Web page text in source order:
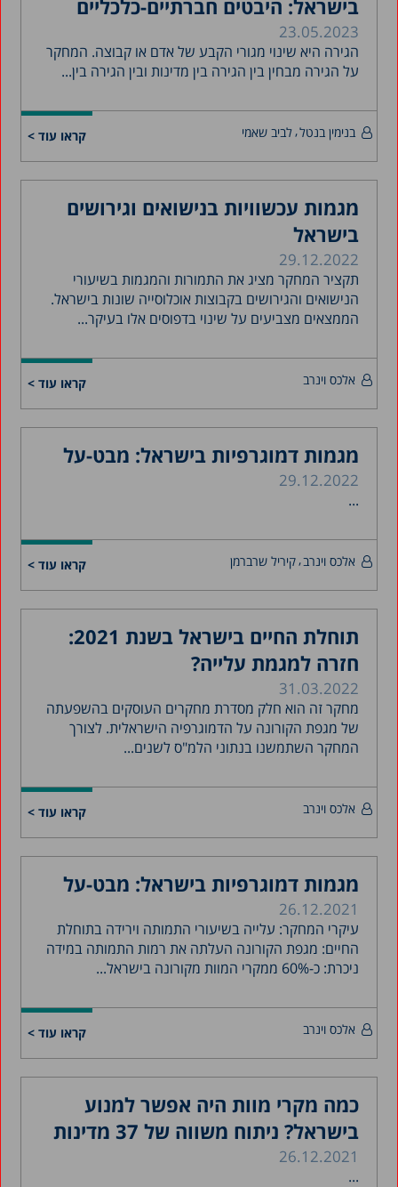
בישראל: היבטים חברתיים-כלכליים
23.05.2023
הגירה היא שינוי מגורי הקבע של אדם או קבוצה. המחקר
על הגירה מבחין בין הגירה בין מדינות ובין הגירה בין...
קראו עוד > בנימין בנטל לביב שאמי
מגמות עכשוויות בנישואים וגירושים
בישראל
29.12.2022
תקציר המחקר מציג את התמורות והמגמות בשיעורי
הנישואים והגירושים בקבוצות אוכלוסייה שונות בישראל.
הממצאים מצביעים על שינוי בדפוסים אלו בעיקר...
קראו עוד > אלכס וינרב
מגמות דמוגרפיות בישראל: מבט-על
29.12.2022
...
קראו עוד > אלכס וינרב קיריל שרברמן
תוחלת החיים בישראל בשנת 2021:
חזרה למגמת עלייה?
31.03.2022
מחקר זה הוא חלק מסדרת מחקרים העוסקים בהשפעתה
של מגפת הקורונה על הדמוגרפיה הישראלית. לצורך
המחקר השתמשנו בנתוני הלמ"ס לשנים...
קראו עוד > אלכס וינרב
מגמות דמוגרפיות בישראל: מבט-על
26.12.2021
עיקרי המחקר: עלייה בשיעורי התמותה וירידה בתוחלת
החיים: מגפת הקורונה העלתה את רמות התמותה במידה
ניכרת: כ-60% ממקרי המוות מקורונה בישראל...
קראו עוד > אלכס וינרב
כמה מקרי מוות היה אפשר למנוע
בישראל? ניתוח משווה של 37 מדינות
26.12.2021
...